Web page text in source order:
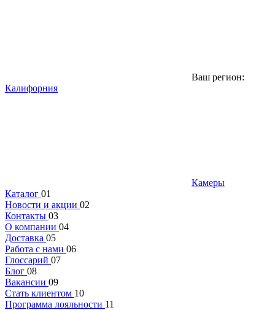
Ваш регион:
Калифорния
Камеры
Каталог 01
Новости и акции 02
Контакты 03
О компании 04
Доставка 05
Работа с нами 06
Глоссарий 07
Блог 08
Вакансии 09
Стать клиентом 10
Программа лояльности 11